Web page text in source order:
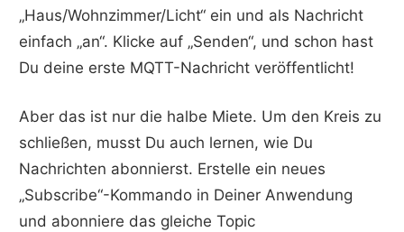
„Haus/Wohnzimmer/Licht“ ein und als Nachricht
einfach „an“. Klicke auf „Senden“, und schon hast
Du deine erste MQTT-Nachricht veröffentlicht!
Aber das ist nur die halbe Miete. Um den Kreis zu
schließen, musst Du auch lernen, wie Du
Nachrichten abonnierst. Erstelle ein neues
„Subscribe“-Kommando in Deiner Anwendung
und abonniere das gleiche Topic